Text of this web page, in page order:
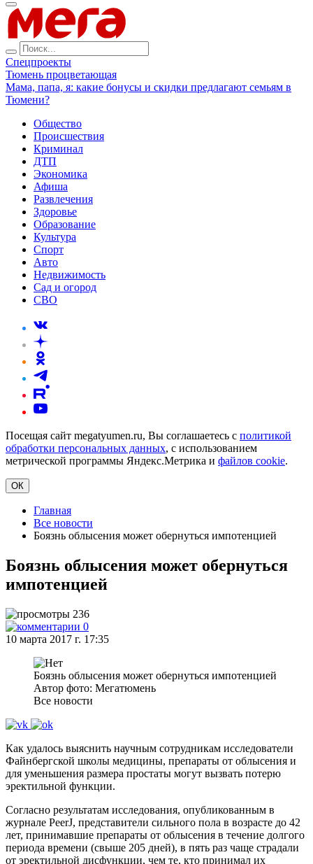
Спецпроекты
Тюмень процветающая
Мама, папа, я: какие бонусы и скидки предлагают семьям в
Тюмени?
Общество
Происшествия
Криминал
ДТП
Экономика
Афиша
Развлечения
Здоровье
Образование
Культура
Спорт
Авто
Недвижимость
Сад и огород
СВО
Посещая сайт megatyumen.ru, Вы соглашаетесь с политикой
обработки персональных данных, с использованием
метрической программы Яндекс.Метрика и файлов cookie.
ОК
Главная
Все новости
Боязнь облысения может обернуться импотенцией
Боязнь облысения может обернуться
импотенцией
236
0
10 марта 2017 г. 17:35
Боязнь облысения может обернуться импотенцией
Автор фото: Мегатюмень
Все новости
Как удалось выяснить научным сотрудникам исследователи
Файнбергской школы медицины, препараты от облысения и
для уменьшения размера простаты могут вызвать потерю
эректильной функции.
Согласно результатам исследования, опубликованным в
журнале PeerJ, представители сильного пола в возрасте до 42
лет, принимавшие препараты от облысения в течение долгого
периода времени (свыше 205 дней), в пять раз чаще страдали
от эректильной дисфункции, чем те, кто принимал их